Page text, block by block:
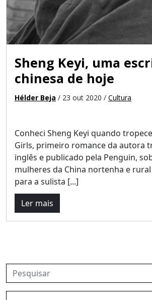
Sheng Keyi, uma
chinesa de hoje
Hélder Beja / 23 out 2020 / Cultura
Conheci Sheng Keyi quando
Girls, primeiro romance da autora
inglês e publicado pela Penguin,
mulheres da China nortenha e
para a sulista [...]
Ler mais